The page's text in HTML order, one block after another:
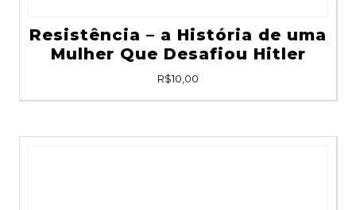
Resistência – a História de uma
Mulher Que Desafiou Hitler
R$10,00